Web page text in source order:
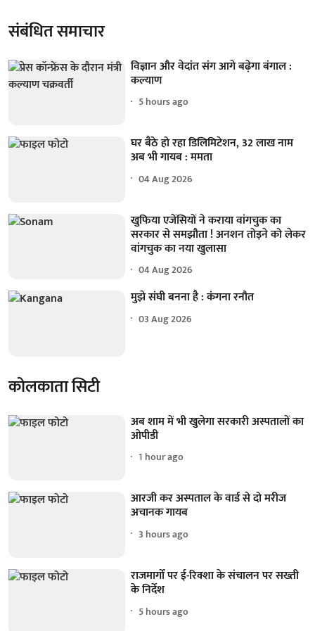
संबंधित समाचार
विज्ञान और वेदांत संग आगे बढ़ेगा बंगाल :
कल्याण
5 hours ago
घर बैठे हो रहा डिलिमिटेशन, 32 लाख नाम
अब भी गायब : ममता
04 Aug 2026
खुफिया एजेंसियों ने कराया वांगचुक का
सरकार से समझौता ! अनशन तोड़ने को लेकर
वांगचुक का नया खुलासा
04 Aug 2026
मुझे संघी बनना है : कंगना रनौत
03 Aug 2026
कोलकाता सिटी
अब शाम में भी खुलेगा सरकारी अस्पतालों का
ओपीडी
1 hour ago
आरजी कर अस्पताल के वार्ड से दो मरीज
अचानक गायब
3 hours ago
राजमार्गों पर ई-रिक्शा के संचालन पर सख्ती
के निर्देश
5 hours ago